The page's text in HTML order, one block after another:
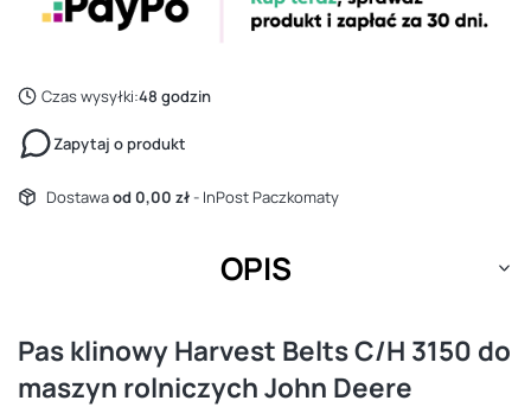
Czas wysyłki:48 godzin
Zapytaj o produkt
Dostawaod 0,00 zł- InPost Paczkomaty
OPIS
Pas klinowy Harvest Belts C/H 3150 do
maszyn rolniczych John Deere